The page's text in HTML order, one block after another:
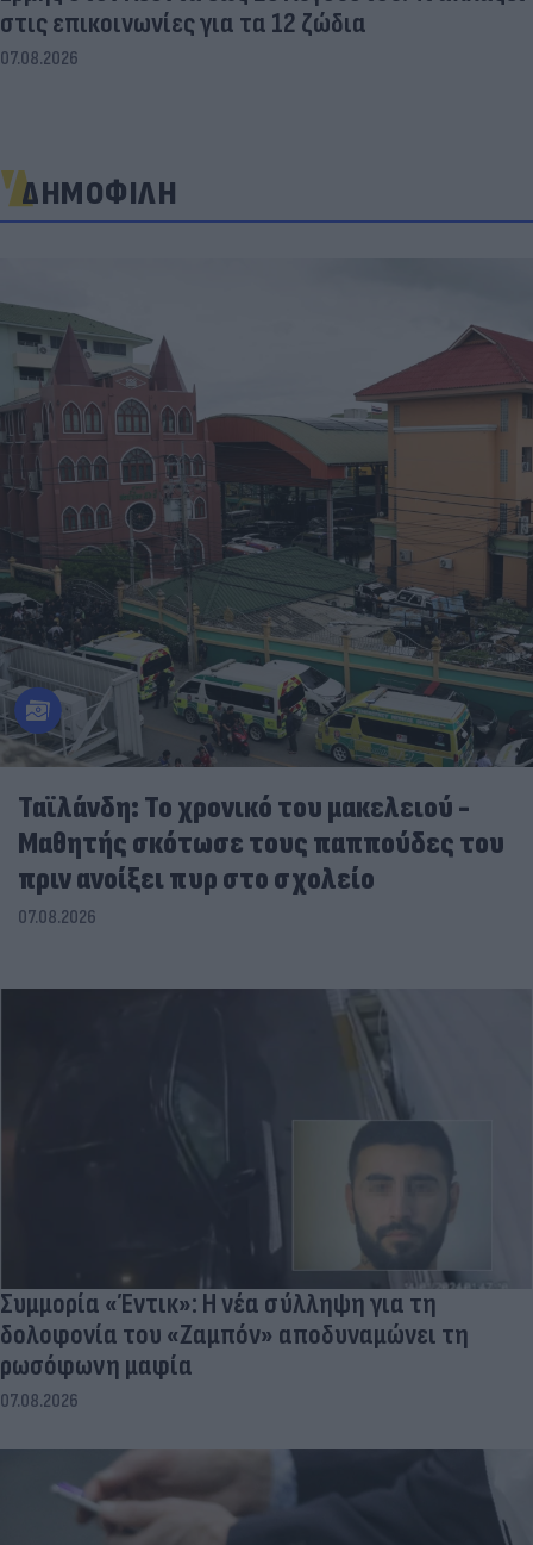
στις επικοινωνίες για τα 12 ζώδια
07.08.2026
ΔΗΜΟΦΙΛΗ
Ταϊλάνδη: Το χρονικό του μακελειού -
Μαθητής σκότωσε τους παππούδες του
πριν ανοίξει πυρ στο σχολείο
07.08.2026
Συμμορία «Έντικ»: Η νέα σύλληψη για τη
δολοφονία του «Ζαμπόν» αποδυναμώνει τη
ρωσόφωνη μαφία
07.08.2026